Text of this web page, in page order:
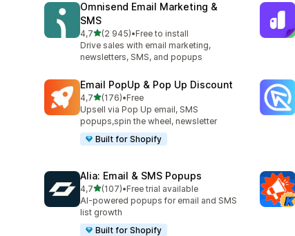
Omnisend Email Marketing &
SMS
4,7z 5 hvězd
(2 945)
Celkový počet recenzí: 2945
•Free to install
Drive sales with email marketing,
newsletters, SMS, and popups
Email PopUp & Pop Up Discount
4,7z 5 hvězd
(176)
Celkový počet recenzí: 176
•Free
Upsell via Pop Up email, SMS
popups,spin the wheel, newsletter
Built for Shopify
Alia: Email & SMS Popups
4,7z 5 hvězd
(107)
Celkový počet recenzí: 107
•Free trial available
AI-powered popups for email and SMS
list growth
Built for Shopify